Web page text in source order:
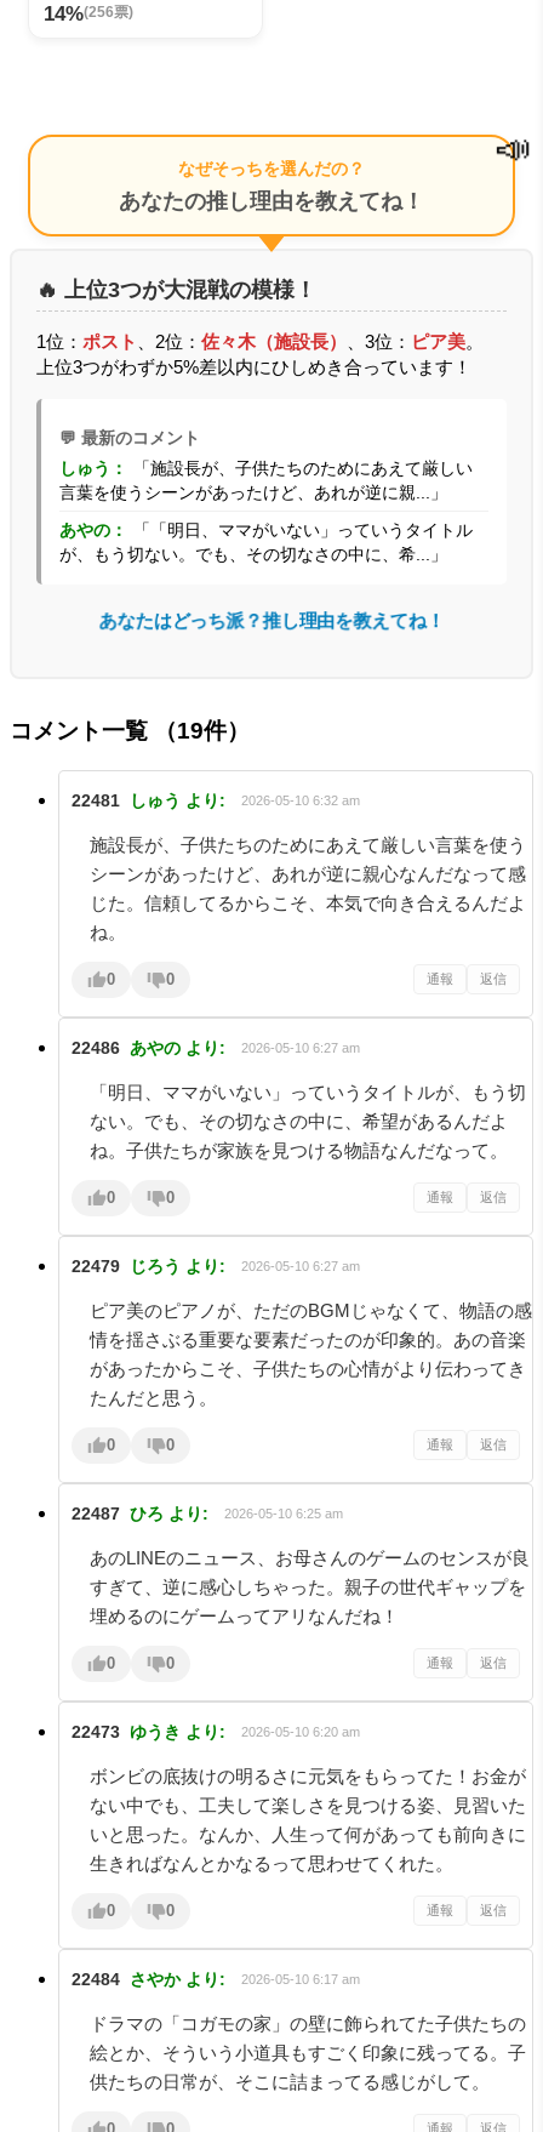
14%(256票)
なぜそっちを選んだの？
あなたの推し理由を教えてね！
📣
🔥 上位3つが大混戦の模様！
1位： ポスト 、2位： 佐々木（施設長） 、3位： ピア美。
上位3つがわずか5%差以内にひしめき合っています！
💬 最新のコメント
しゅう：
「施設長が、子供たちのためにあえて厳しい
言葉を使うシーンがあったけど、あれが逆に親...」
あやの：
「「明日、ママがいない」っていうタイトル
が、もう切ない。でも、その切なさの中に、希...」
あなたはどっち派？推し理由を教えてね！
コメント一覧 （19件）
22481 しゅう より: 2026-05-10 6:32 am
施設長が、子供たちのためにあえて厳しい言葉を使う
シーンがあったけど、あれが逆に親心なんだなって感
じた。信頼してるからこそ、本気で向き合えるんだよ
ね。
0 0 通報 返信
22486 あやの より: 2026-05-10 6:27 am
「明日、ママがいない」っていうタイトルが、もう切
ない。でも、その切なさの中に、希望があるんだよ
ね。子供たちが家族を見つける物語なんだなって。
0 0 通報 返信
22479 じろう より: 2026-05-10 6:27 am
ピア美のピアノが、ただのBGMじゃなくて、物語の感
情を揺さぶる重要な要素だったのが印象的。あの音楽
があったからこそ、子供たちの心情がより伝わってき
たんだと思う。
0 0 通報 返信
22487 ひろ より: 2026-05-10 6:25 am
あのLINEのニュース、お母さんのゲームのセンスが良
すぎて、逆に感心しちゃった。親子の世代ギャップを
埋めるのにゲームってアリなんだね！
0 0 通報 返信
22473 ゆうき より: 2026-05-10 6:20 am
ボンビの底抜けの明るさに元気をもらってた！お金が
ない中でも、工夫して楽しさを見つける姿、見習いた
いと思った。なんか、人生って何があっても前向きに
生きればなんとかなるって思わせてくれた。
0 0 通報 返信
22484 さやか より: 2026-05-10 6:17 am
ドラマの「コガモの家」の壁に飾られてた子供たちの
絵とか、そういう小道具もすごく印象に残ってる。子
供たちの日常が、そこに詰まってる感じがして。
通報 返信